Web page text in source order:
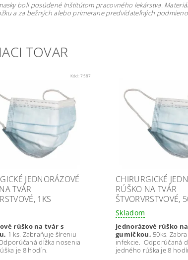
boli posúdené Inštitútom pracovného lekárstva.
a za bežných alebo primerane predvídateľných
TOVAR
Kód:7587
JEDNORÁZOVÉ
TVÁR
1KS
rúško na tvár s
1 ks. Zabraňuje šíreniu
dĺžka nosenia
je 8 hodín.
CHIRURGICKÉ
RÚŠKO NA TVÁR
ŠTVORVRSTVOVÉ,
Skladom
Jednorázové rúško
gumičkou, 50ks.
infekcie. Odporúčaná
jedného rúška je 8